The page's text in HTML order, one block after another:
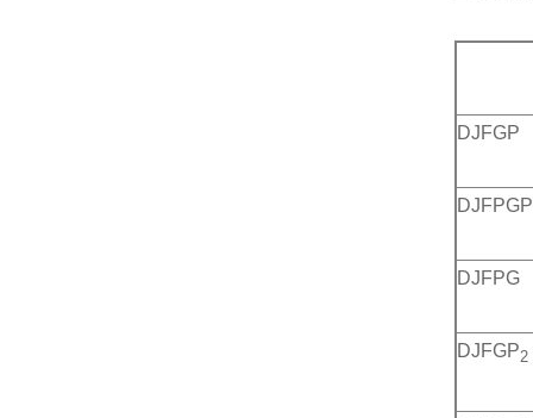
DJFGP
DJFPGP
DJFPG
DJFGP2